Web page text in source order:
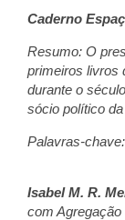
Caderno
Resumo: O
primeiros livros
durante o
sócio político
Palavras-
Isabel M. R.
com Agregação